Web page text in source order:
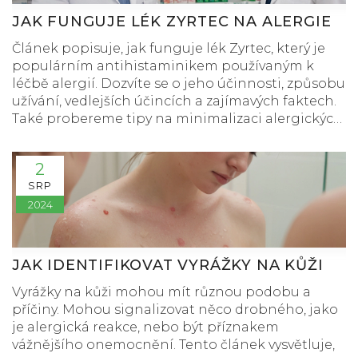
JAK FUNGUJE LÉK ZYRTEC NA ALERGIE
Článek popisuje, jak funguje lék Zyrtec, který je
populárním antihistaminikem používaným k
léčbě alergií. Dozvíte se o jeho účinnosti, způsobu
užívání, vedlejších účincích a zajímavých faktech.
Také probereme tipy na minimalizaci alergických
2
SRP
2024
JAK IDENTIFIKOVAT VYRÁŽKY NA KŮŽI
Vyrážky na kůži mohou mít různou podobu a
příčiny. Mohou signalizovat něco drobného, jako
je alergická reakce, nebo být příznakem
vážnějšího onemocnění. Tento článek vysvětluje,